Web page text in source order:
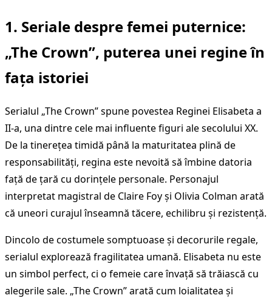
1. Seriale despre femei puternice:
„The Crown”, puterea unei regine în
fața istoriei
Serialul „The Crown” spune povestea Reginei Elisabeta a
II-a, una dintre cele mai influente figuri ale secolului XX.
De la tinerețea timidă până la maturitatea plină de
responsabilități, regina este nevoită să îmbine datoria
față de țară cu dorințele personale. Personajul
interpretat magistral de Claire Foy și Olivia Colman arată
că uneori curajul înseamnă tăcere, echilibru și rezistență.
Dincolo de costumele somptuoase și decorurile regale,
serialul explorează fragilitatea umană. Elisabeta nu este
un simbol perfect, ci o femeie care învață să trăiască cu
alegerile sale. „The Crown” arată cum loialitatea și